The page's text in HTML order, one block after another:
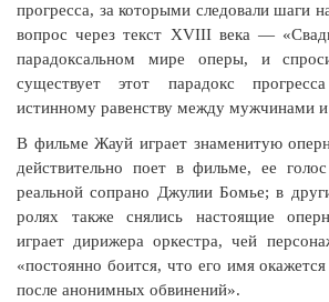
прогресса, за которыми следовали шаги
вопрос через текст XVIII века —
парадоксальном мире оперы, и
существует этот парадокс
истинному равенству между мужчинами
В фильме Жауй играет знаменитую
действительно поет в фильме, ее
реальной сопрано Джулии Бомье; в
ролях также снялись настоящие
играет дирижера оркестра, чей
«постоянно боится, что его имя
после анонимных обвинений».